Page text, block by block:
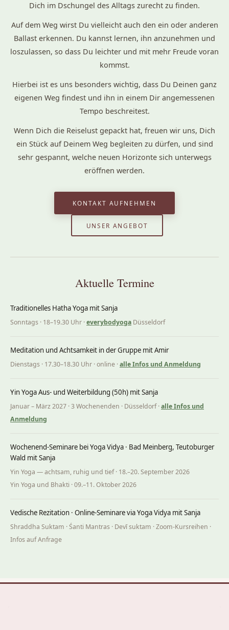
Dich im Dschungel des Alltags zurecht zu finden.
Auf dem Weg wirst Du vielleicht auch den ein oder anderen
Ballast erkennen. Du kannst lernen, ihn anzunehmen und
loszulassen, so dass Du leichter und mit mehr Freude voran
kommst.
Hierbei ist es uns besonders wichtig, dass Du Deinen ganz
eigenen Weg findest und ihn in einem Dir angemessenen
Tempo beschreitest.
Wenn Dich die Reiselust gepackt hat, freuen wir uns, Dich
ein Stück auf Deinem Weg begleiten zu dürfen, und sind
sehr gespannt, welche neuen Horizonte sich unterwegs
eröffnen werden.
KONTAKT AUFNEHMEN
UNSER ANGEBOT
Aktuelle Termine
Traditionelles Hatha Yoga mit Sanja
Sonntags · 18–19.30 Uhr ·everybodyoga Düsseldorf
Meditation und Achtsamkeit in der Gruppe mit Amir
Dienstags · 17.30–18.30 Uhr · online ·alle Infos und Anmeldung
Yin Yoga Aus- und Weiterbildung (50h) mit Sanja
Januar – März 2027 · 3 Wochenenden · Düsseldorf ·alle Infos und
Anmeldung
Wochenend-Seminare bei Yoga Vidya · Bad Meinberg, Teutoburger
Wald mit Sanja
Yin Yoga — achtsam, ruhig und tief · 18.–20. September 2026
Yin Yoga und Bhakti · 09.–11. Oktober 2026
Vedische Rezitation · Online-Seminare via Yoga Vidya mit Sanja
Shraddha Suktam · Śanti Mantras · Devī suktam · Zoom-Kursreihen ·
Infos auf Anfrage